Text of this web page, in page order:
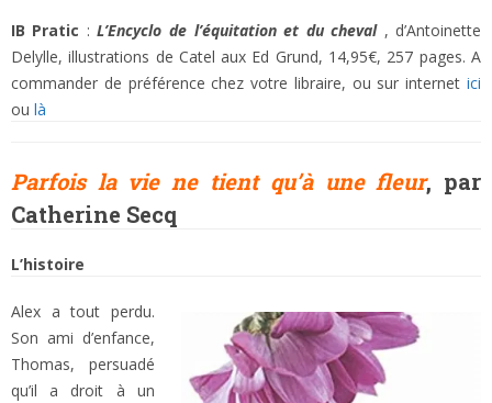
IB Pratic :L’Encyclo de l’équitation et du cheval, d’Antoinette
Delylle, illustrations de Catel aux Ed Grund, 14,95€, 257 pages. A
commander de préférence chez votre libraire, ou sur internetici
ou là
Parfois la vie ne tient qu’à une fleur, par
Catherine Secq
L’histoire
Alex a tout perdu.
Son ami d’enfance,
Thomas, persuadé
qu’il a droit à un